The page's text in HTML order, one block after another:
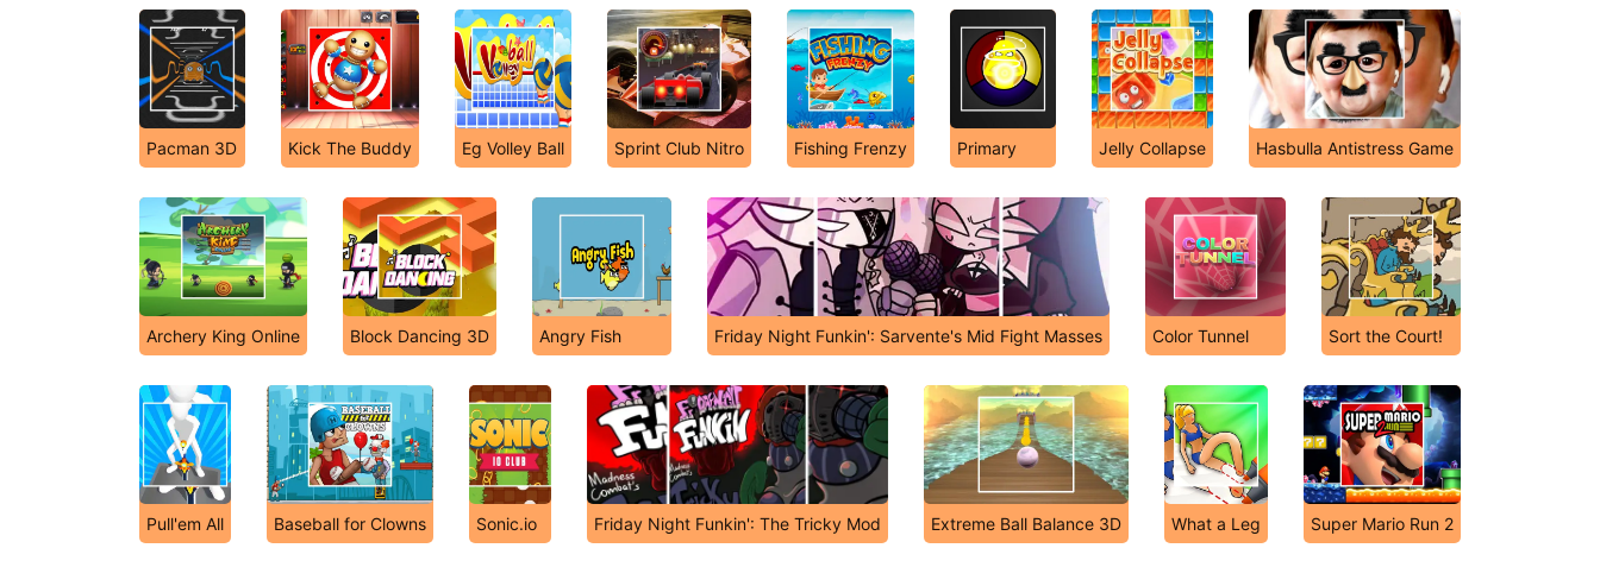
Pacman 3D Kick The Buddy Eg Volley Ball Sprint Club Nitro Fishing Frenzy Primary Jelly Collapse Hasbulla Antistress Game
Archery King Online Block Dancing 3D Angry Fish Friday Night Funkin': Sarvente's Mid Fight Masses Color Tunnel Sort the Court!
Pull'em All Baseball for Clowns Sonic.io Friday Night Funkin': The Tricky Mod Extreme Ball Balance 3D What a Leg Super Mario Run 2